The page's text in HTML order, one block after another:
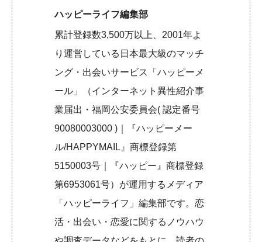
ハッピーライフ編集部
累計登録数3,500万以上、2001年よ
り運営している日本最大級のマッチ
ング・出会いサービス「ハッピーメ
ール」（インターネット異性紹介事
業届出・福岡公安委員会( 認定番号
90080003000 )｜『ハッピーメー
ル/HAPPYMAIL』商標登録第
5150003号｜『ハッピー』商標登録
第6953061号）が運用するメディア
「ハッピーライフ」編集部です。恋
活・出会い・恋愛に関するノウハウ